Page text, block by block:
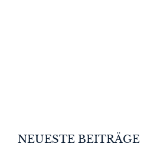
NEUESTE BEITRÄGE